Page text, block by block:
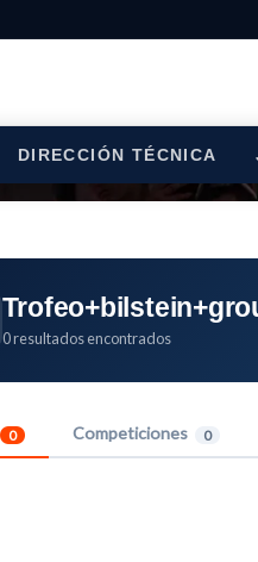
DIRECCIÓN TÉCNICA
0 resultados encontrados
0 Competiciones 0